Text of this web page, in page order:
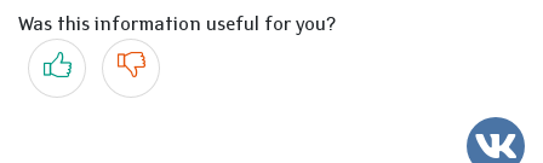
Was this information useful for you?
Yes No